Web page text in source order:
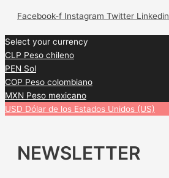
Facebook-f Instagram Twitter Linkedin
Select your currency
CLP Peso chileno
PEN Sol
COP Peso colombiano
MXN Peso mexicano
USD Dólar de los Estados Unidos (US)
NEWSLETTER